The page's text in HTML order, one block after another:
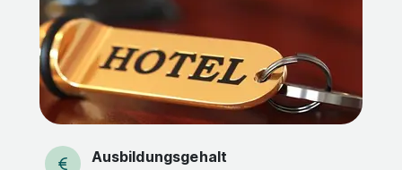
Ausbildungsgehalt